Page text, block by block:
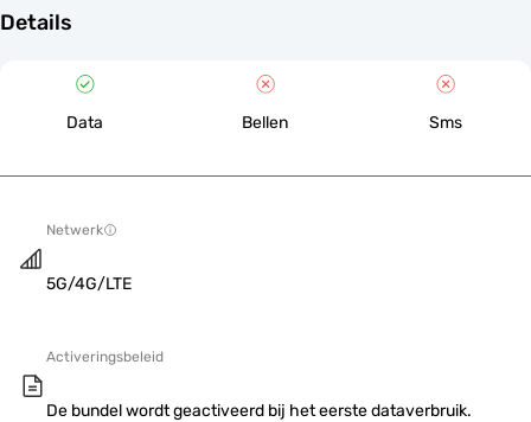
Details
Data Bellen Sms
Netwerk
5G/4G/LTE
Activeringsbeleid
De bundel wordt geactiveerd bij het eerste dataverbruik.